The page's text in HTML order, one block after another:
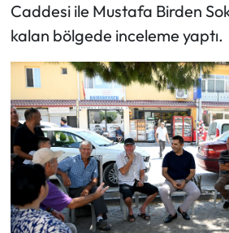
Caddesi ile Mustafa Birden
kalan bölgede inceleme yaptı.